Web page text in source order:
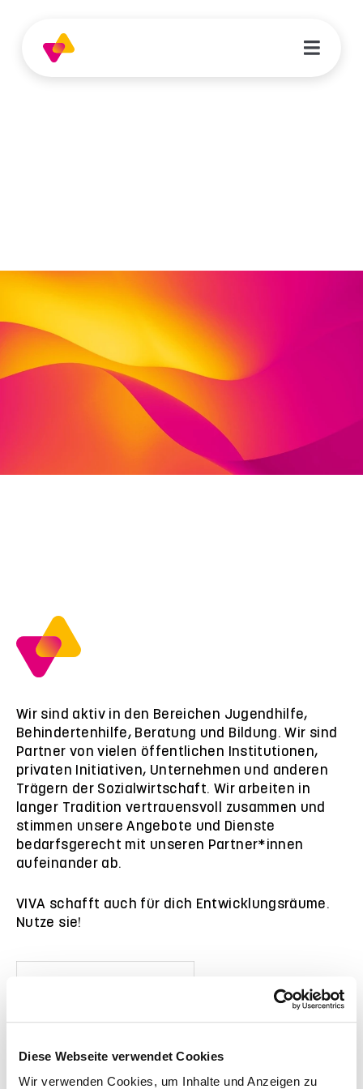
Diese Webseite verwendet Cookies
Wir verwenden Cookies, um Inhalte und Anzeigen zu
34127 Kassel
Deutschland
fon: 0561 8900036
fax: 0561 8619447
jakob.muth@viva-stiftung.de
Wir sind aktiv in den Bereichen Jugendhilfe,
Behindertenhilfe, Beratung und Bildung. Wir sind
Partner von vielen öffentlichen Institutionen,
privaten Initiativen, Unternehmen und anderen
Trägern der Sozialwirtschaft. Wir arbeiten in
langer Tradition vertrauensvoll zusammen und
stimmen unsere Angebote und Dienste
bedarfsgerecht mit unseren Partner*innen
aufeinander ab.
VIVA schafft auch für dich Entwicklungsräume.
Nutze sie!